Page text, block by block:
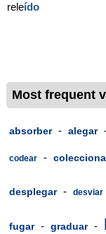
releído
Most frequent
absorber - alegar
codear -
desplegar - desviar
fugar - graduar -